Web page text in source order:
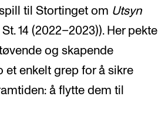
til Stortinget om Utsyn
14 (2022–2023)). Her pekte
og skapende
et enkelt grep for å sikre
å flytte dem til